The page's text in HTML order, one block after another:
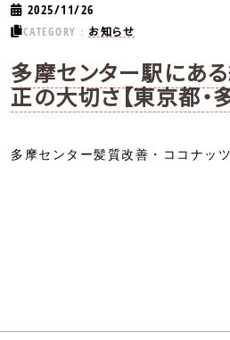
2025/11/26
CATEGORY： お知らせ
多摩センター駅にあ
正の大切さ【東京都・
多摩センター髪質改善・ココナッ